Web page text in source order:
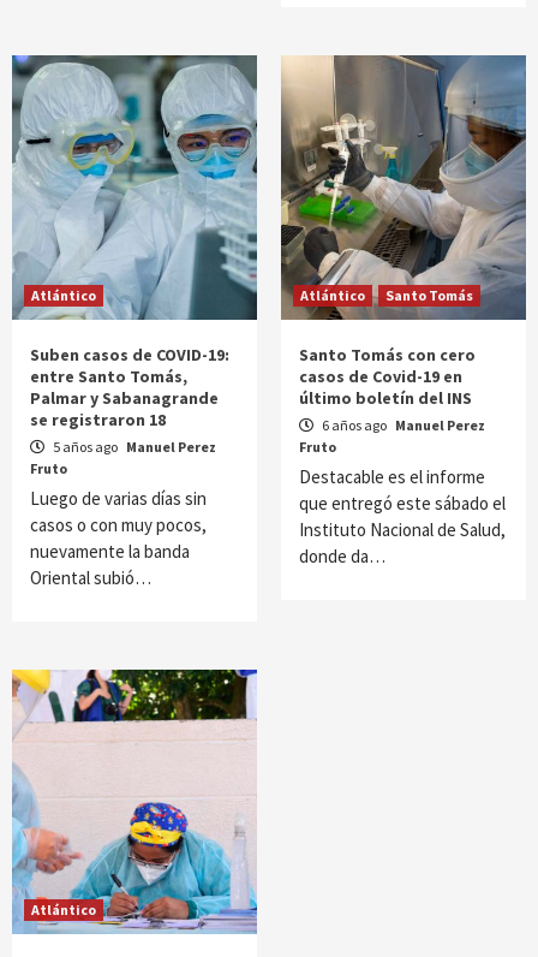
Atlántico
Suben casos de COVID-19:
entre Santo Tomás,
Palmar y Sabanagrande
se registraron 18
5 años ago Manuel Perez
Fruto
Luego de varias días sin
casos o con muy pocos,
nuevamente la banda
Oriental subió…
Atlántico Santo Tomás
Santo Tomás con cero
casos de Covid-19 en
último boletín del INS
6 años ago Manuel Perez
Fruto
Destacable es el informe
que entregó este sábado el
Instituto Nacional de Salud,
donde da…
Atlántico